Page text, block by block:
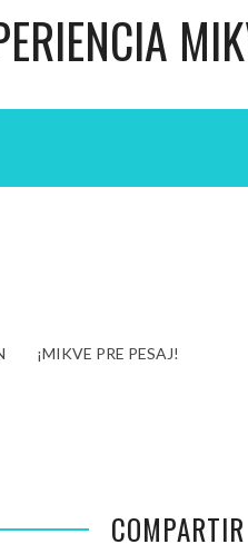
¡MIKVE PRE PESAJ!
COMPARTIR